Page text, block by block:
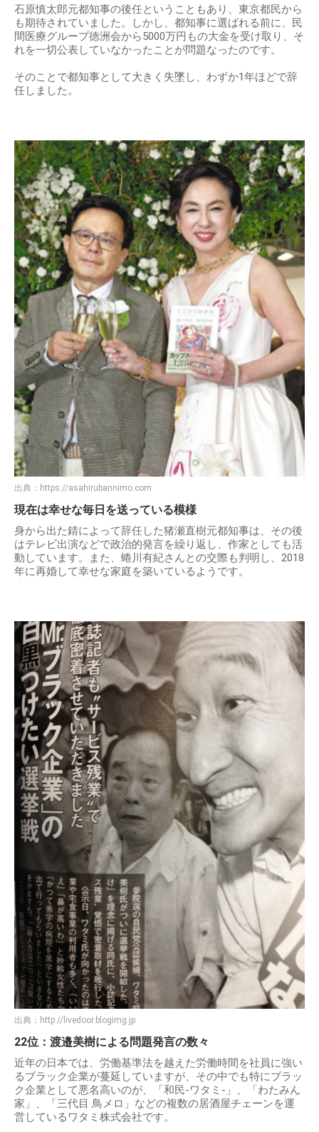
石原慎太郎元都知事の後任ということもあり、東京都民から
も期待されていました。しかし、都知事に選ばれる前に、民
間医療グループ徳洲会から5000万円もの大金を受け取り、そ
れを一切公表していなかったことが問題なったのです。
そのことで都知事として大きく失墜し、わずか1年ほどで辞
任しました。
出典： https://asahirubannimo.com
現在は幸せな毎日を送っている模様
身から出た錆によって辞任した猪瀬直樹元都知事は、その後
はテレビ出演などで政治的発言を繰り返し、作家としても活
動しています。また、蜷川有紀さんとの交際も判明し、2018
年に再婚して幸せな家庭を築いているようです。
出典： http://livedoor.blogimg.jp
22位：渡邉美樹による問題発言の数々
近年の日本では、労働基準法を越えた労働時間を社員に強い
るブラック企業が蔓延していますが、その中でも特にブラッ
ク企業として悪名高いのが、「和民-ワタミ-」、「わたみん
家」、「三代目 鳥メロ」などの複数の居酒屋チェーンを運
営しているワタミ株式会社です。